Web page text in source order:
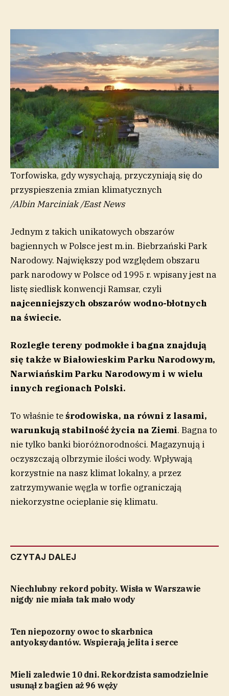
Torfowiska, gdy wysychają, przyczyniają się do
przyspieszenia zmian klimatycznych
/Albin Marciniak/East News
Jednym z takich unikatowych obszarów
bagiennych w Polsce jest m.in. Biebrzański Park
Narodowy. Największy pod względem obszaru
park narodowy w Polsce od 1995 r. wpisany jest na
listę siedlisk konwencji Ramsar, czyli
najcenniejszych obszarów wodno-błotnych
na świecie.
Rozległe tereny podmokłe i bagna znajdują
się także w Białowieskim Parku Narodowym,
Narwiańskim Parku Narodowym i w wielu
innych regionach Polski.
To właśnie teśrodowiska, na równi z lasami,
warunkują stabilność życia na Ziemi. Bagna to
nie tylko banki bioróżnorodności. Magazynują i
oczyszczają olbrzymie ilości wody. Wpływają
korzystnie na nasz klimat lokalny, a przez
zatrzymywanie węgla w torfie ograniczają
niekorzystne ocieplanie się klimatu.
CZYTAJ DALEJ
Niechlubny rekord pobity. Wisła w Warszawie
nigdy nie miała tak mało wody
Ten niepozorny owoc to skarbnica
antyoksydantów. Wspierają jelita i serce
Mieli zaledwie 10 dni. Rekordzista samodzielnie
usunął z bagien aż 96 węży